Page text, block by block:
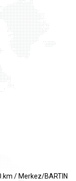
/ Merkez/BARTIN